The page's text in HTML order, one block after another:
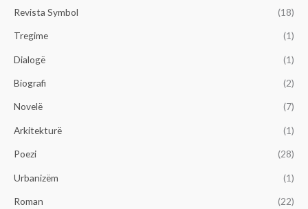
Revista Symbol (18)
Tregime (1)
Dialogë (1)
Biografi (2)
Novelë (7)
Arkitekturë (1)
Poezi (28)
Urbanizëm (1)
Roman (22)